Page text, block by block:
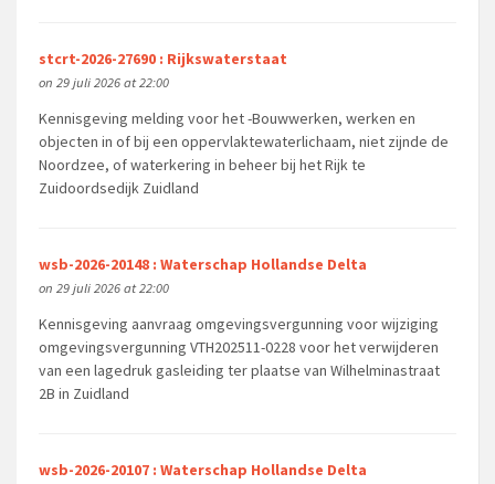
stcrt-2026-27690 : Rijkswaterstaat
on 29 juli 2026 at 22:00
Kennisgeving melding voor het -Bouwwerken, werken en
objecten in of bij een oppervlaktewaterlichaam, niet zijnde de
Noordzee, of waterkering in beheer bij het Rijk te
Zuidoordsedijk Zuidland
wsb-2026-20148 : Waterschap Hollandse Delta
on 29 juli 2026 at 22:00
Kennisgeving aanvraag omgevingsvergunning voor wijziging
omgevingsvergunning VTH202511-0228 voor het verwijderen
van een lagedruk gasleiding ter plaatse van Wilhelminastraat
2B in Zuidland
wsb-2026-20107 : Waterschap Hollandse Delta